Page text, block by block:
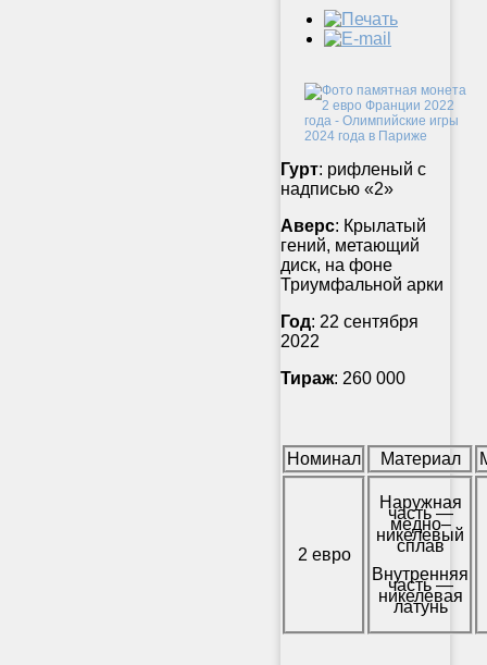
Гурт: рифленый с
надписью «2»
Аверс: Крылатый
гений, метающий
диск, на фоне
Триумфальной арки
Год: 22 сентября
2022
Тираж: 260 000
Номинал Материал
2 евро
Наружная
часть —
медно–
никелевый
сплав
Внутренняя
часть —
никелевая
латунь